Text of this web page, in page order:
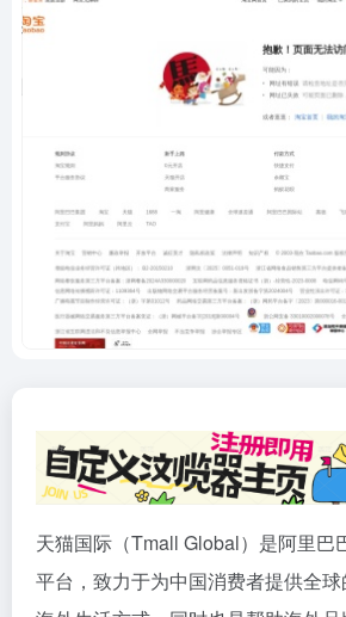
天猫国际（Tmall Global）是阿里巴
平台，致力于为中国消费者提供全